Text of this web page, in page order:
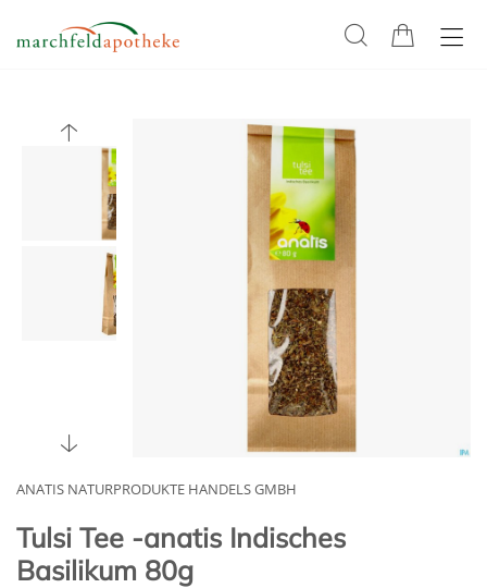
ANATIS NATURPRODUKTE HANDELS GMBH
Tulsi Tee -anatis Indisches
Basilikum 80g